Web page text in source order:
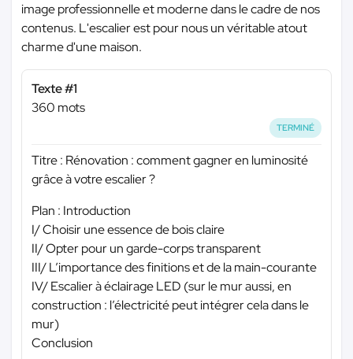
image professionnelle et moderne dans le cadre de nos
contenus. L'escalier est pour nous un véritable atout
charme d'une maison.
Texte #1
360 mots
TERMINÉ
Titre : Rénovation : comment gagner en luminosité
grâce à votre escalier ?
Plan : Introduction
I/ Choisir une essence de bois claire
II/ Opter pour un garde-corps transparent
III/ L’importance des finitions et de la main-courante
IV/ Escalier à éclairage LED (sur le mur aussi, en
construction : l’électricité peut intégrer cela dans le
mur)
Conclusion